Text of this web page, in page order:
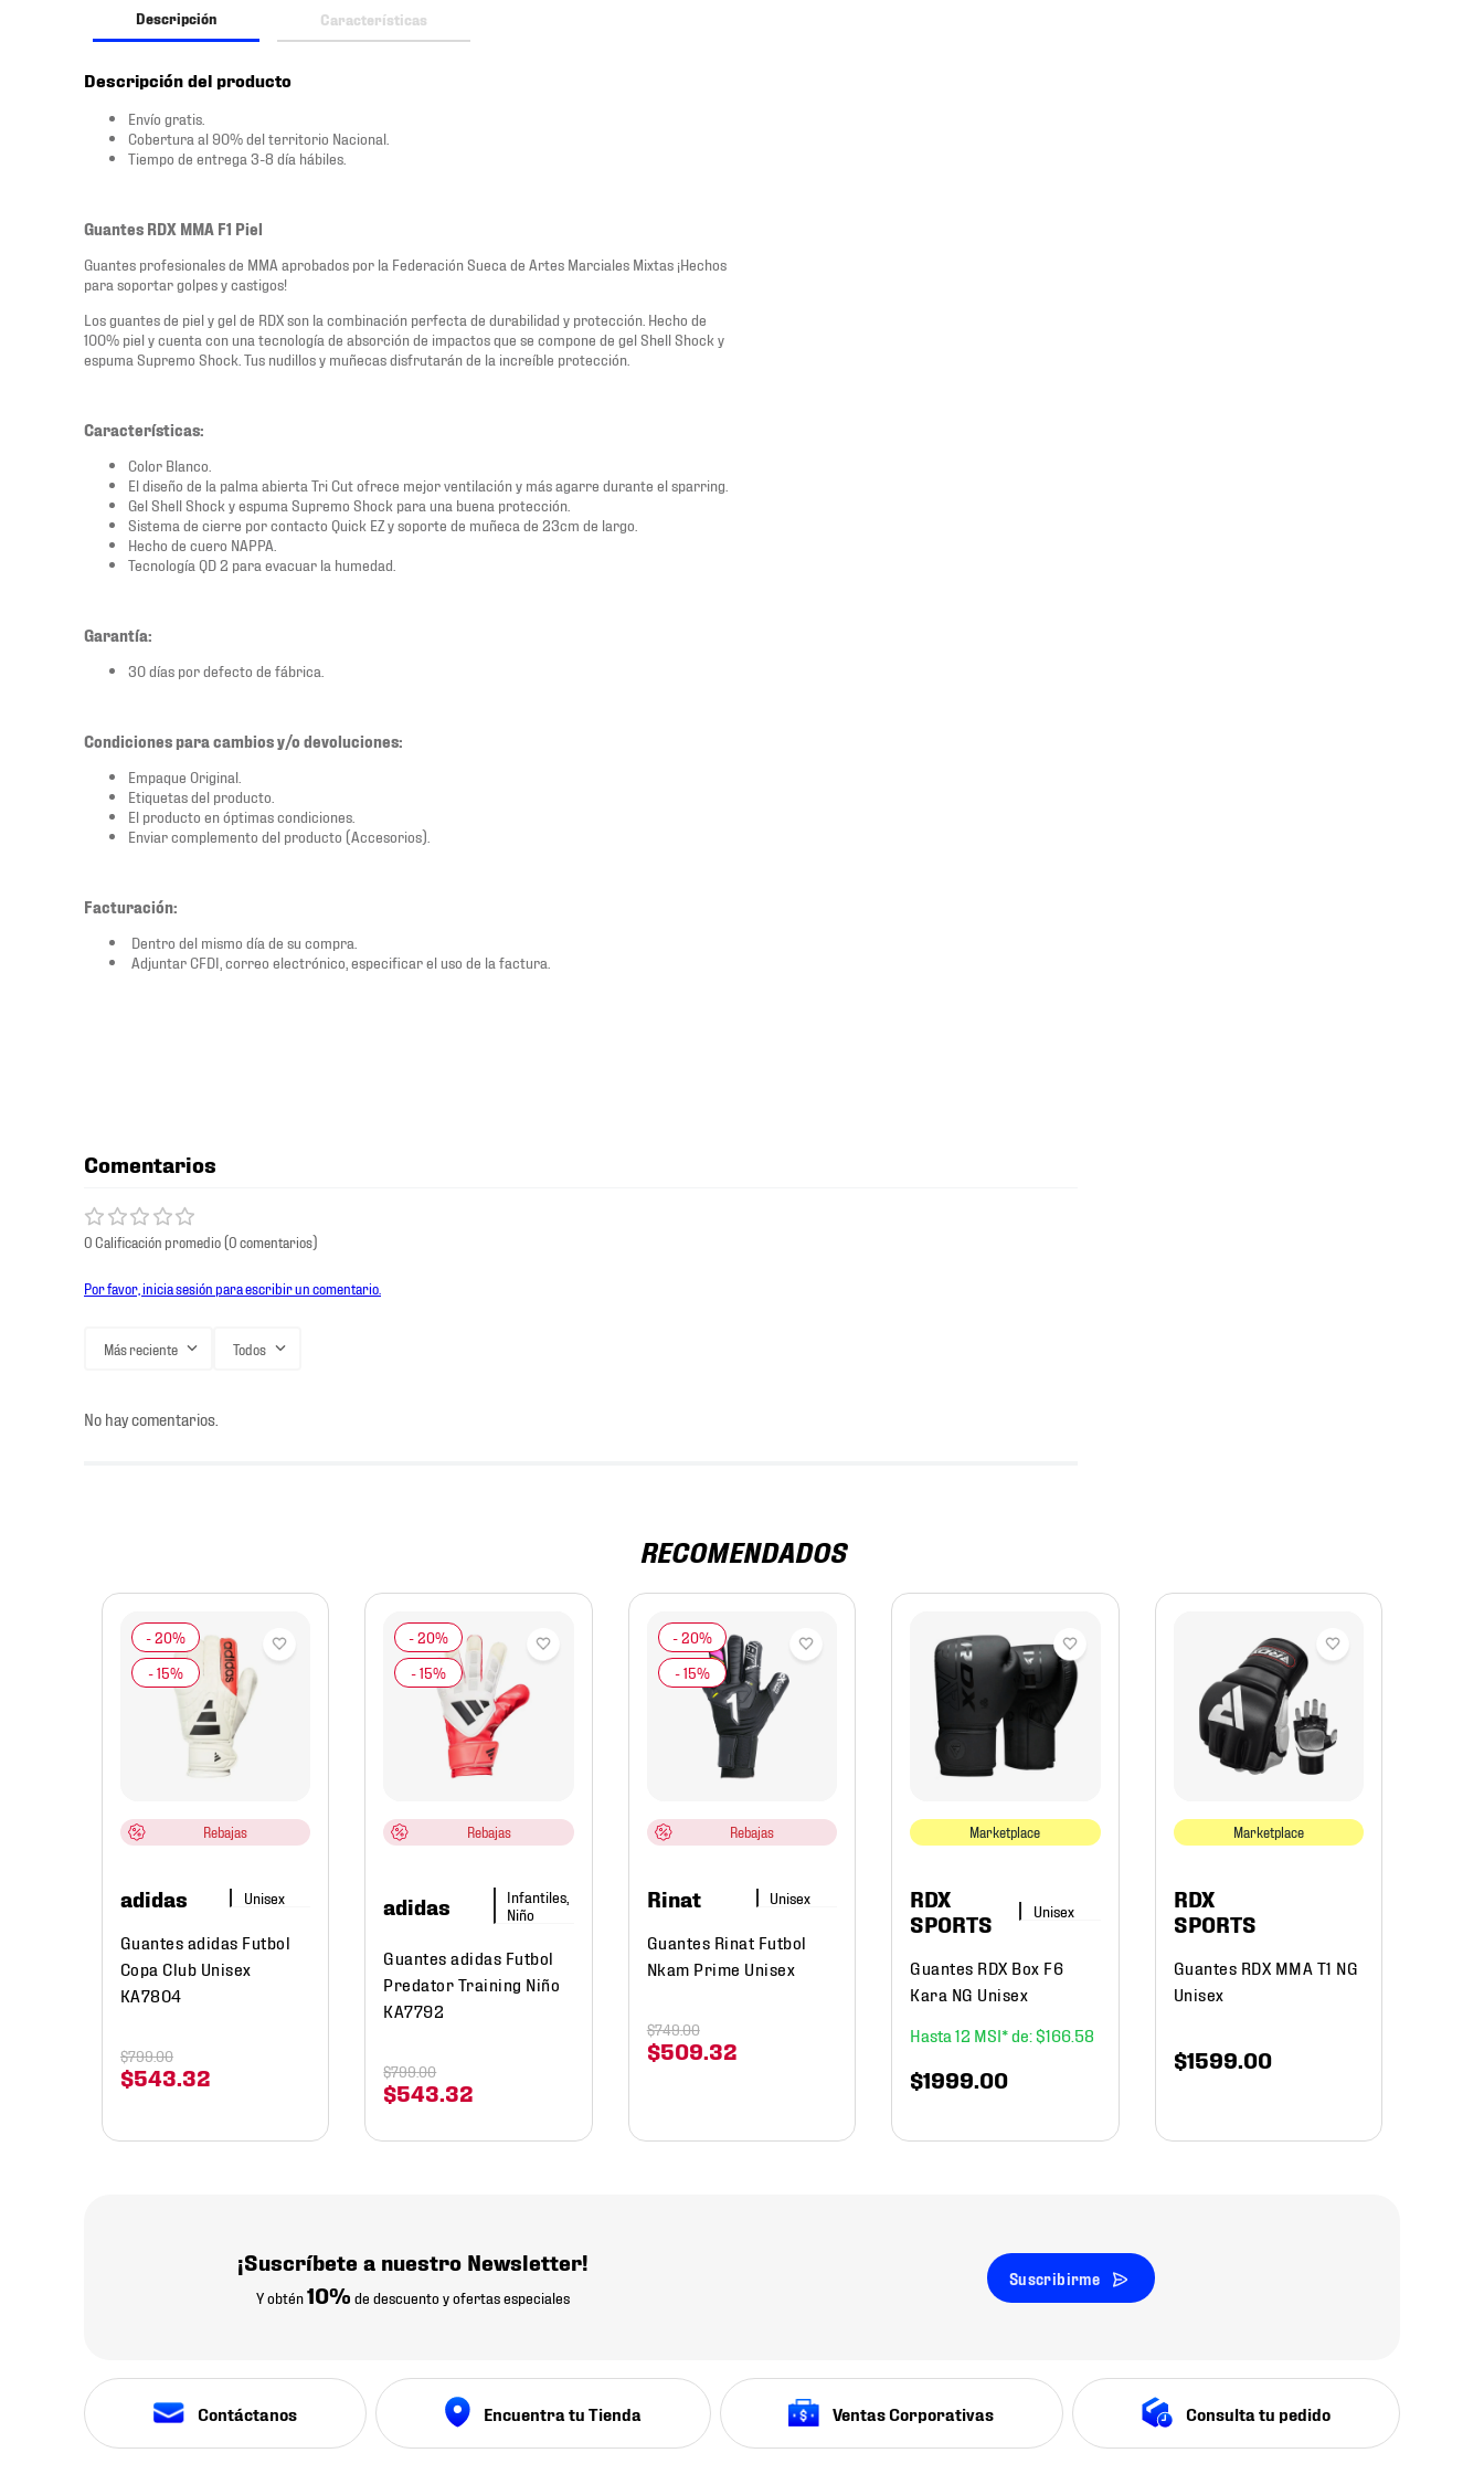
Descripción Características
Descripción del producto
Envío gratis.
Cobertura al 90% del territorio Nacional.
Tiempo de entrega 3-8 día hábiles.
Guantes RDX MMA F1 Piel
Guantes profesionales de MMA aprobados por la Federación Sueca de Artes Marciales Mixtas ¡Hechos
para soportar golpes y castigos!
Los guantes de piel y gel de RDX son la combinación perfecta de durabilidad y protección. Hecho de
100% piel y cuenta con una tecnología de absorción de impactos que se compone de gel Shell Shock y
espuma Supremo Shock. Tus nudillos y muñecas disfrutarán de la increíble protección.
Características:
Color Blanco.
El diseño de la palma abierta Tri Cut ofrece mejor ventilación y más agarre durante el sparring.
Gel Shell Shock y espuma Supremo Shock para una buena protección.
Sistema de cierre por contacto Quick EZ y soporte de muñeca de 23cm de largo.
Hecho de cuero NAPPA.
Tecnología QD 2 para evacuar la humedad.
Garantía:
30 días por defecto de fábrica.
Condiciones para cambios y/o devoluciones:
Empaque Original.
Etiquetas del producto.
El producto en óptimas condiciones.
Enviar complemento del producto (Accesorios).
Facturación:
Dentro del mismo día de su compra.
Adjuntar CFDI, correo electrónico, especificar el uso de la factura.
Comentarios
0 Calificación promedio(0 comentarios)
Por favor, inicia sesión para escribir un comentario.
Más reciente Todos
No hay comentarios.
RECOMENDADOS
Rebajas
adidas
Guantes adidas Futbol
Copa Club Unisex
KA7804
$543.32
$799.00
Rebajas
adidas
Infantiles,
Niño
Guantes adidas Futbol
Predator Training Niño
KA7792
$543.32
$799.00
Rebajas
Rinat
Guantes Rinat Futbol
Nkam Prime Unisex
$509.32
$749.00
Marketplace
RDX
SPORTS
Guantes RDX Box F6
Kara NG Unisex
12
$166 58
$1999.00
Marketplace
RDX
SPORTS
Guantes RDX MMA T1 NG
Unisex
$1599.00
¡Suscríbete a nuestro Newsletter!
Y obtén10% de descuento y ofertas especiales
Suscribirme
Contáctanos Encuentra tu Tienda Ventas Corporativas Consulta tu pedido